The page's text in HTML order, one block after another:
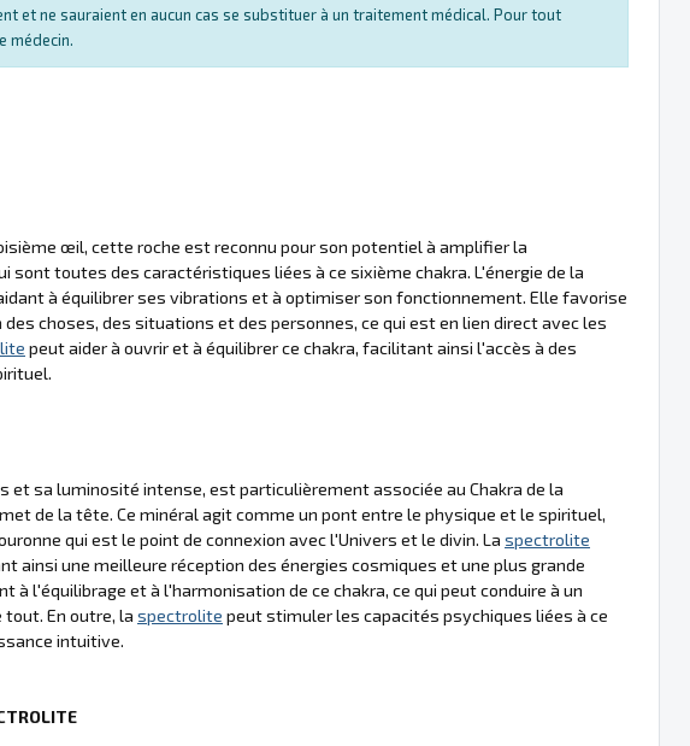
et ne sauraient en aucun cas se substituer à un traitement médical. Pour tout
médecin.
œil, cette roche est reconnu pour son potentiel à amplifier la
sont toutes des caractéristiques liées à ce sixième chakra. L'énergie de la
à équilibrer ses vibrations et à optimiser son fonctionnement. Elle favorise
choses, des situations et des personnes, ce qui est en lien direct avec les
peut aider à ouvrir et à équilibrer ce chakra, facilitant ainsi l'accès à des
et sa luminosité intense, est particulièrement associée au Chakra de la
de la tête. Ce minéral agit comme un pont entre le physique et le spirituel,
qui est le point de connexion avec l'Univers et le divin. La spectrolite
ainsi une meilleure réception des énergies cosmiques et une plus grande
l'équilibrage et à l'harmonisation de ce chakra, ce qui peut conduire à un
En outre, la spectrolite peut stimuler les capacités psychiques liées à ce
intuitive.